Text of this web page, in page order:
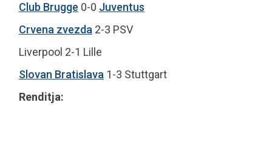
Club Brugge 0-0 Juventus
Crvena zvezda 2-3 PSV
Liverpool 2-1 Lille
Slovan Bratislava 1-3 Stuttgart
Renditja: